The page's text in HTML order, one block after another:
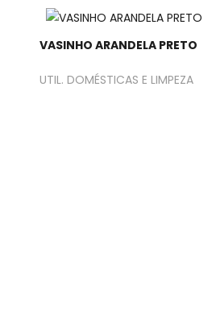
VASINHO ARANDELA PRETO
UTIL. DOMÉSTICAS E LIMPEZA